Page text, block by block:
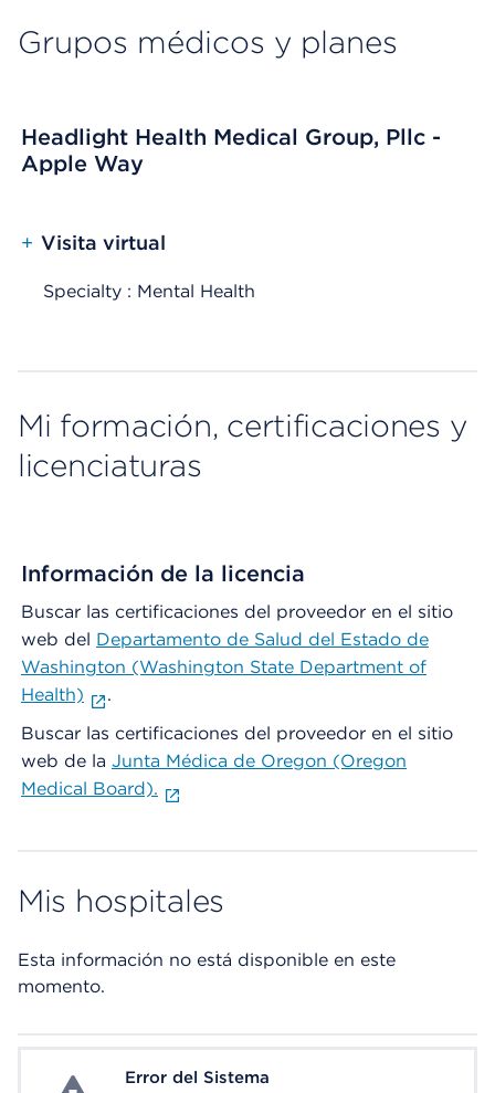
Grupos médicos y planes
Headlight Health Medical Group, Pllc -
Apple Way
+ Visita virtual
Specialty : Mental Health
Mi formación, certificaciones y
licenciaturas
Información de la licencia
Buscar las certificaciones del proveedor en el sitio
web del Departamento de Salud del Estado de
Washington (Washington State Department of
Health)
.
Buscar las certificaciones del proveedor en el sitio
web de la Junta Médica de Oregon (Oregon
Medical Board).
Mis hospitales
Esta información no está disponible en este
momento.
System ErrorError del Sistema